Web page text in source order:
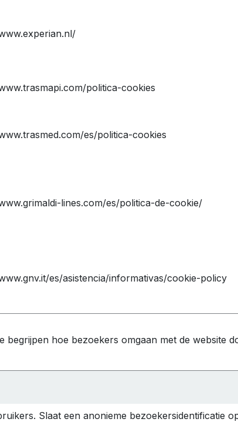
politica-cookies
es/politica-cookies
lines.com/es/politica-de-cookie/
es/asistencia/informativas/cookie-policy
begrijpen hoe bezoekers omgaan met de website
Slaat een anonieme bezoekersidentificatie